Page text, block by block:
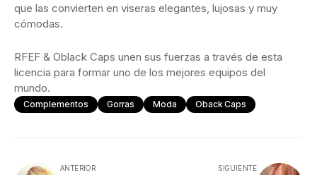
que las convierten en viseras elegantes, lujosas y muy
cómodas.
RFEF & Oblack Caps unen sus fuerzas a través de esta
licencia para formar uno de los mejores equipos del
mundo.
Complementos Gorras Moda Oback Caps
ANTERIOR SIGUIENTE